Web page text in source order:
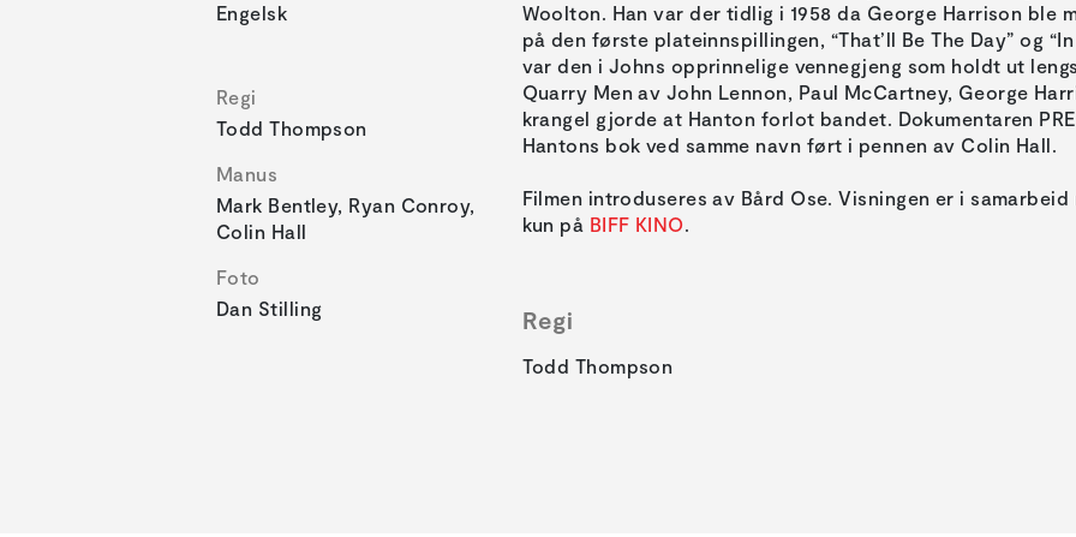
Engelsk
Regi
Todd Thompson
Manus
Mark Bentley, Ryan Conroy,
Colin Hall
Foto
Dan Stilling
Woolton. Han var der tidlig i 1958 da George Harrison ble
på den første plateinnspillingen, “That’ll Be The Day” og
var den i Johns opprinnelige vennegjeng som holdt ut
Quarry Men av John Lennon, Paul McCartney, George
krangel gjorde at Hanton forlot bandet. Dokumentaren
Hantons bok ved samme navn ført i pennen av Colin Hall.
Filmen introduseres av Bård Ose. Visningen er i samarbeid
kun på BIFF KINO.
Regi
Todd Thompson